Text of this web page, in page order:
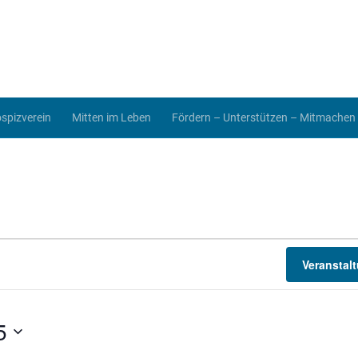
Mitten im Leben Fördern – Unterstützen – Mitmachen